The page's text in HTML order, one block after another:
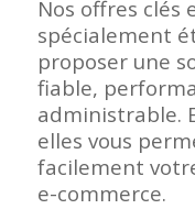
Nos offres clés
spécialement
proposer une
fiable,
administrable.
elles vous
facilement
e-commerce.